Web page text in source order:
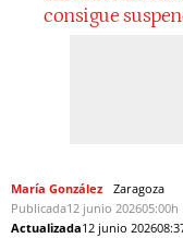
consigue
María González
Zaragoza
Publicada12 junio 202605:00h
Actualizada12 junio 2026